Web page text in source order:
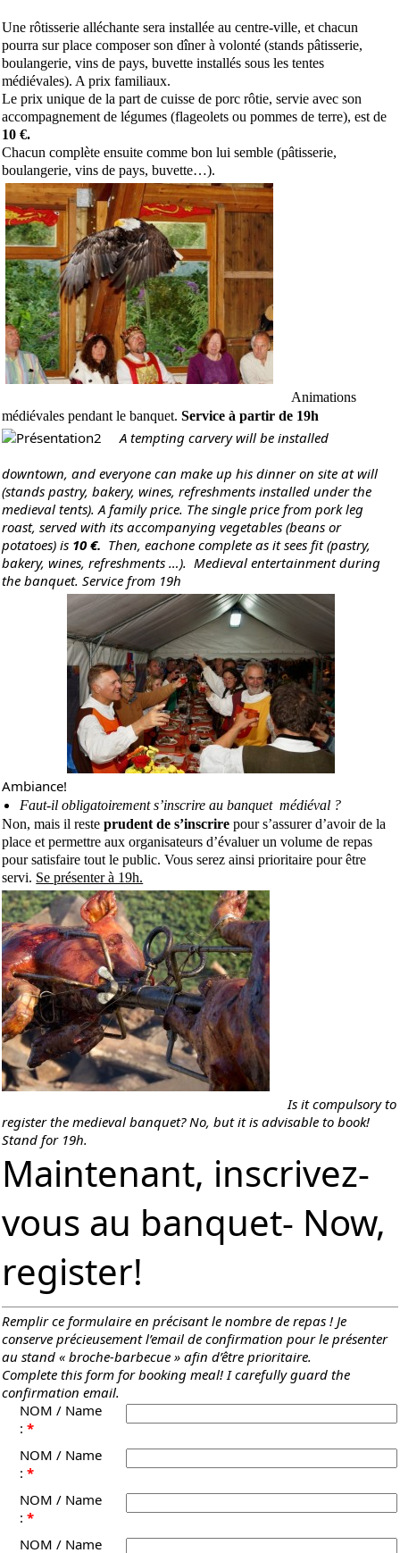
Une rôtisserie alléchante sera installée au centre-ville, et chacun
pourra sur place composer son dîner à volonté (stands pâtisserie,
boulangerie,vins de pays, buvette installés sous les tentes
médiévales). A prix familiaux.
Le prix unique de la part de cuisse de porc rôtie, servie avec son
accompagnement de légumes (flageolets ou pommes de terre), est de
10 €.
Chacun complète ensuite comme bon lui semble (pâtisserie,
boulangerie,vins de pays, buvette…).
Animations
médiévales pendant le banquet.Service à partir de 19h
A tempting carvery will be installed
downtown, and everyone can make up his dinner on site at will
(stands pastry, bakery,wines, refreshments installed under the
medieval tents). A family price. The single price from pork leg
roast, served with its accompanying vegetables (beans or
potatoes) is 10 €. Then, eachone complete as it sees fit (pastry,
bakery,wines, refreshments …). Medieval entertainment during
the banquet. Service from 19h
Ambiance!
Faut-il obligatoirement s’inscrire au banquet médiéval ?
Non, mais il resteprudent de s’inscrire pour s’assurer d’avoir de la
place et permettre aux organisateurs d’évaluer un volume de repas
pour satisfaire tout le public. Vous serez ainsi prioritaire pour être
servi. Se présenter à 19h.
Is it compulsory to
register the medieval banquet? No, but it is advisable to book!
Stand for 19h.
Maintenant, inscrivez-
vous au banquet- Now,
register!
Remplir ce formulaire en précisant le nombre de repas ! Je
conserve précieusement l’email de confirmation pour le présenter
au stand « broche-barbecue » afin d’être prioritaire.
Complete this form for booking meal! I carefully guard the
confirmation email.
NOM / Name
:*
NOM / Name
:*
NOM / Name
:*
NOM / Name